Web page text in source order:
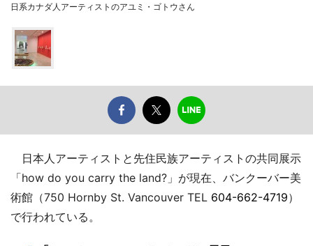
日系カナダ人アーティストのアユミ・ゴトウさん
日本人アーティストと先住民族アーティストの共同展示
「how do you carry the land?」が現在、バンクーバー美
術館（750 Hornby St. Vancouver TEL 604-662-4719）
で行われている。